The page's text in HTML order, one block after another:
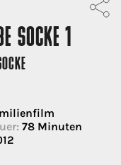
SOCKE 1
78 Minuten